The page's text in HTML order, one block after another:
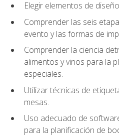
Elegir elementos de
Comprender las seis
evento y las formas de
Comprender la ciencia
alimentos y vinos para la
especiales.
Utilizar técnicas de
mesas.
Uso adecuado de
para la planificación de